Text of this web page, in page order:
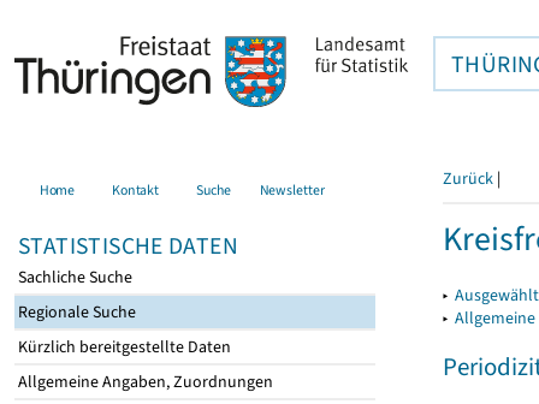
Home Kontakt Suche Newsletter
STATISTISCHE DATEN
Sachliche Suche
Regionale Suche
Kürzlich bereitgestellte Daten
Allgemeine Angaben, Zuordnungen
Zurück |
▸
▸